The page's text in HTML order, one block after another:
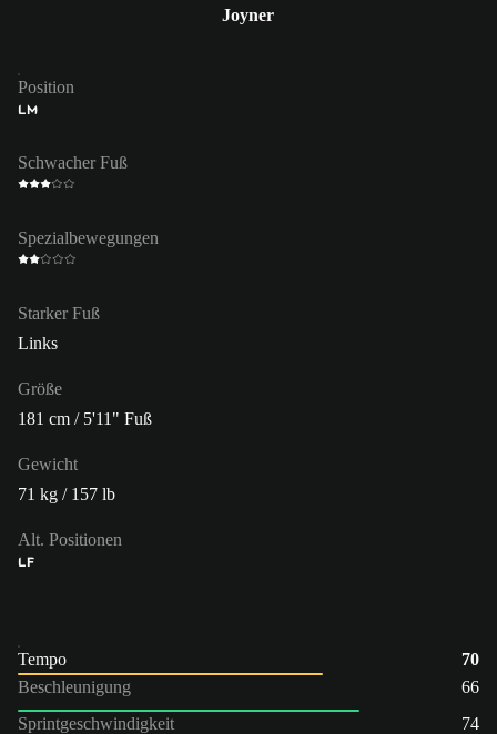
Joyner
Position
LM
Schwacher Fuß
Spezialbewegungen
Starker Fuß
Links
Größe
181 cm / 5'11" Fuß
Gewicht
71 kg / 157 lb
Alt. Positionen
LF
Tempo
70
Beschleunigung
66
Sprintgeschwindigkeit
74